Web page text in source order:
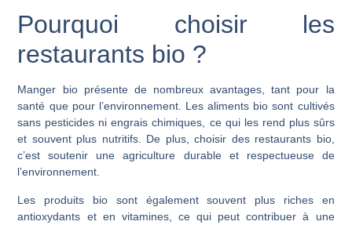
Pourquoi choisir les
restaurants bio ?
Manger bio présente de nombreux avantages, tant pour la
santé que pour l’environnement. Les aliments bio sont cultivés
sans pesticides ni engrais chimiques, ce qui les rend plus sûrs
et souvent plus nutritifs. De plus, choisir des restaurants bio,
c’est soutenir une agriculture durable et respectueuse de
l’environnement.
Les produits bio sont également souvent plus riches en
antioxydants et en vitamines, ce qui peut contribuer à une